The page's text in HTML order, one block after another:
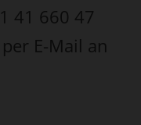
41 660 47
E-Mail an